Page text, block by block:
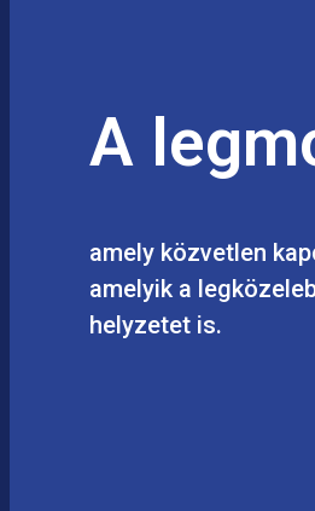
A
amely közvetlen
amelyik a
helyzetet is.